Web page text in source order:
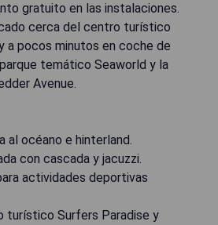
gratuito en las instalaciones.
cerca del centro turístico
a pocos minutos en coche de
temático Seaworld y la
Avenue.
al océano e hinterland.
con cascada y jacuzzi.
actividades deportivas
turístico Surfers Paradise y